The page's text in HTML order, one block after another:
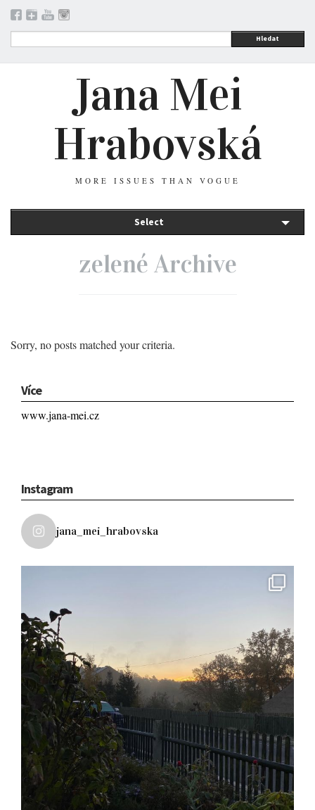
Hledat
Jana Mei
Hrabovská
MORE ISSUES THAN VOGUE
Select
zelené Archive
Sorry, no posts matched your criteria.
Více
www.jana-mei.cz
Instagram
jana_mei_hrabovska